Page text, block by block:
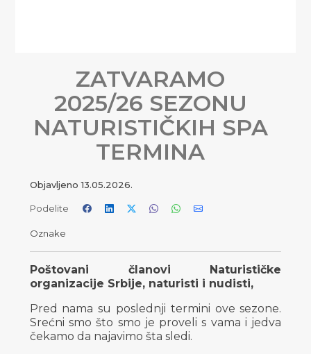
ZATVARAMO
2025/26 SEZONU
NATURISTIČKIH SPA
TERMINA
Objavljeno13.05.2026.
Podelite
Oznake
Poštovani članovi Naturističke
organizacije Srbije, naturisti i nudisti,
Pred nama su poslednji termini ove sezone.
Srećni smo što smo je proveli s vama i jedva
čekamo da najavimo šta sledi.